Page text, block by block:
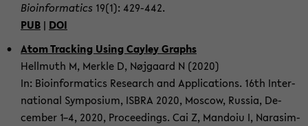
Bio­in­for­ma­tics 19(1): 429-​442.
PUB | DOI
Atom Tracking Using Ca­yley Graphs
Hell­muth M, Merk­le D, Nøjgaard N (2020)
In: Bio­in­for­ma­tics Re­se­arch and Ap­p­li­ca­ti­ons. 16th In­ter­
na­tio­nal Sym­po­si­um, ISBRA 2020, Mos­cow, Rus­sia, De­
cem­ber 1–4, 2020, Pro­cee­dings. Cai Z, Man­doiu I, Nara­sim­